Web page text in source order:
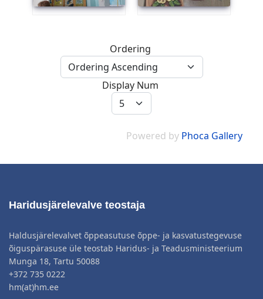
Ordering
Display Num
Powered by Phoca Gallery
Haridusjärelevalve teostaja
Haldusjärelevalvet õppeasutuse õppe- ja kasvatustegevuse
õiguspärasuse üle teostab Haridus- ja Teadusministeerium
Munga 18, Tartu 50088
+372 735 0222
hm(at)hm.ee